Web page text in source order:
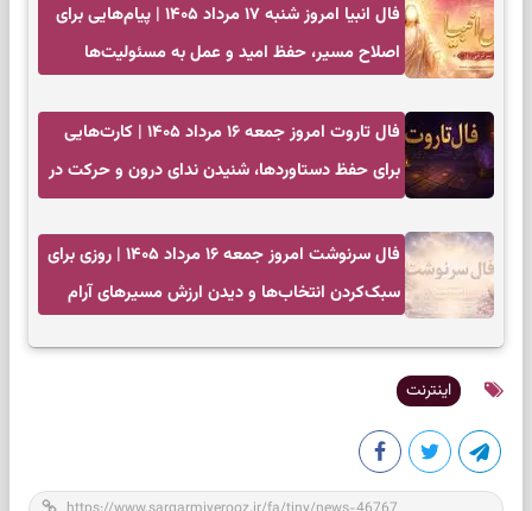
فال انبیا امروز شنبه ۱۷ مرداد ۱۴۰۵ | پیام‌هایی برای
اصلاح مسیر، حفظ امید و عمل به مسئولیت‌ها
فال تاروت امروز جمعه ۱۶ مرداد ۱۴۰۵ | کارت‌هایی
برای حفظ دستاوردها، شنیدن ندای درون و حرکت در
فال سرنوشت امروز جمعه ۱۶ مرداد ۱۴۰۵ | روزی برای
سبک‌کردن انتخاب‌ها و دیدن ارزش مسیرهای آرام
اینترنت